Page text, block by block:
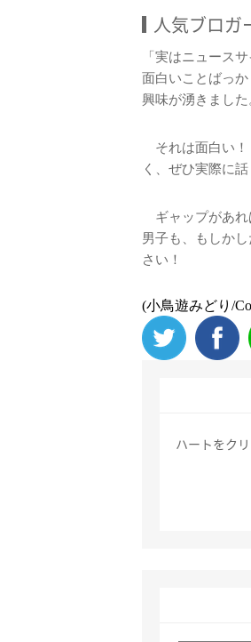
人気ブロガ
「実はニュース
面白いことばっ
興味が湧きまし
それは面白い！
く、ぜひ実際に
ギャップがあれ
男子も、もしか
さい！
(小鳥遊みどり/
ハートをク